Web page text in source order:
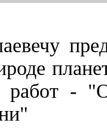
работ -